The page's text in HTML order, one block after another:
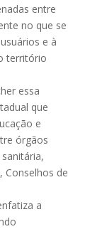
entre
no que se
e à
território
essa
que
e
órgãos
Conselhos de
a